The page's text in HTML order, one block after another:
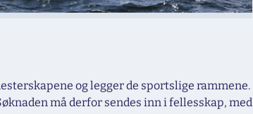
og legger de sportslige rammene.
må derfor sendes inn i fellesskap, med